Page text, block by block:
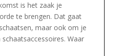
is het zaak je
te brengen. Dat gaat
maar ook om je
Waar